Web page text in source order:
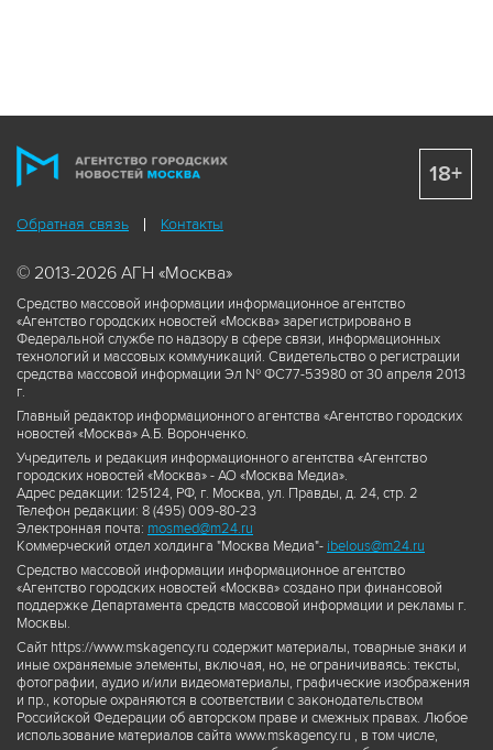
Обратная связь Контакты
© 2013-2026 АГН «Москва»
Средство массовой информации информационное агентство
«Агентство городских новостей «Москва» зарегистрировано в
Федеральной службе по надзору в сфере связи, информационных
технологий и массовых коммуникаций. Свидетельство о регистрации
средства массовой информации Эл № ФС77-53980 от 30 апреля 2013
г.
Главный редактор информационного агентства «Агентство городских
новостей «Москва» А.Б. Воронченко.
Учредитель и редакция информационного агентства «Агентство
городских новостей «Москва» - АО «Москва Медиа».
Адрес редакции: 125124, РФ, г. Москва, ул. Правды, д. 24, стр. 2
Телефон редакции: 8 (495) 009-80-23
Электронная почта: mosmed@m24.ru
Коммерческий отдел холдинга "Москва Медиа"- ibelous@m24.ru
Средство массовой информации информационное агентство
«Агентство городских новостей «Москва» создано при финансовой
поддержке Департамента средств массовой информации и рекламы г.
Москвы.
Сайт https://www.mskagency.ru содержит материалы, товарные знаки и
иные охраняемые элементы, включая, но, не ограничиваясь: тексты,
фотографии, аудио и/или видеоматериалы, графические изображения
и пр., которые охраняются в соответствии с законодательством
Российской Федерации об авторском праве и смежных правах. Любое
использование материалов сайта www.mskagency.ru , в том числе,
18+